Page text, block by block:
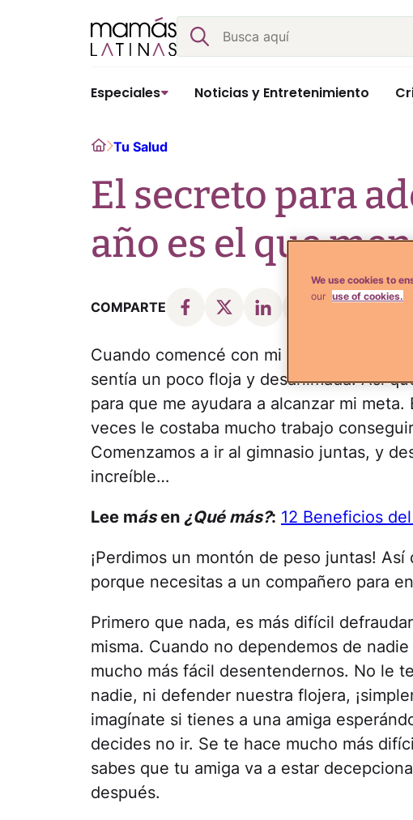
Buscar
Especiales Noticias y Entretenimiento
HomeTu Salud
El secreto para
año es el que
COMPARTE
Cuando comencé con mi meta para
sentía un poco floja y desanimada. Así
para que me ayudara a alcanzar mi
veces le costaba mucho trabajo
Comenzamos a ir al gimnasio juntas, y
increíble…
Lee másen ¿Qué más?: 12 Beneficios
¡Perdimos un montón de peso juntas!
porque necesitas a un compañero para
Primero que nada, es más difícil
misma. Cuando no dependemos de
mucho más fácil desentendernos. No le
nadie, ni defender nuestra flojera,
imagínate si tienes a una amiga
decides no ir. Se te hace mucho más
sabes que tu amiga va a estar
después.
We use cookies to
our use of cookies.